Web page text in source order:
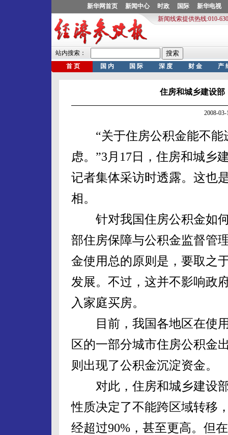
住房和城乡建设部
2008-
“关于住房公积金能不能
虑。”3月17日，住房和城乡
记者集体采访时透露。这也
相。
针对我国住房公积金如何
部住房保障与公积金监督管
金使用总的原则是，要取之
发展。不过，这并不影响政
入家庭买房。
目前，我国各地区在使用
区的一部分城市住房公积金
则出现了公积金沉淀资金。
对此，住房和城乡建设部
性质决定了不能跨区域转移
经超过90%，甚至更高。但